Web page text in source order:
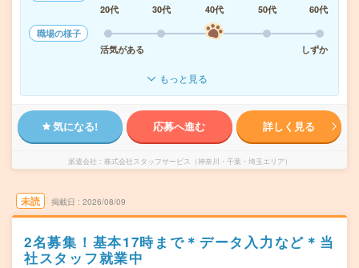
20代
30代 40代 50代
60代
職場の様子
活気がある
しずか
もっと見る
気になる! 応募へ進む 詳しく見る
派遣会社 株式会社スタッフサービス（神奈川・千葉・埼玉エリア）
未読 掲載日 2026/08/09
2名募集！基本17時まで＊データ入力など＊当
社スタッフ就業中